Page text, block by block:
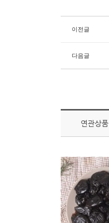
이전글
다음글
연관상품